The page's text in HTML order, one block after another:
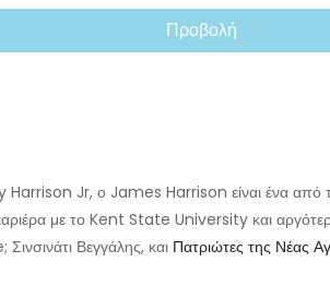
Προβολή
Jr, ο James Harrison είναι ένα από
με το Kent State University και
Βεγγάλης, και Πατριώτες της Νέας